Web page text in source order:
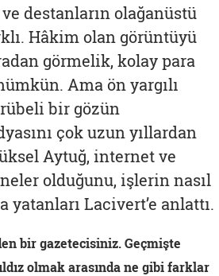
destanların olağanüstü
Hâkim olan görüntüyü
görmelik, kolay para
Ama ön yargılı
bir gözün
çok uzun yıllardan
Aytuğ, internet ve
olduğunu, işlerin nasıl
Lacivert’e anlattı.
bir gazetecisiniz. Geçmişte
olmak arasında ne gibi farklar